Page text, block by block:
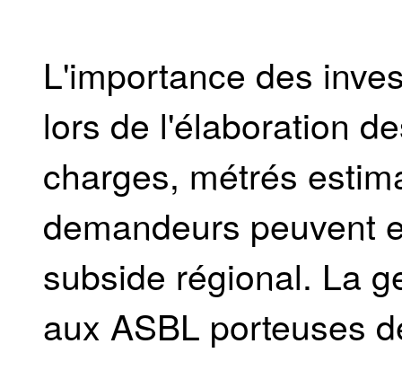
L'importance des
lors de l'élaboration
charges, métrés
demandeurs peuvent
subside régional. La
aux ASBL porteuses